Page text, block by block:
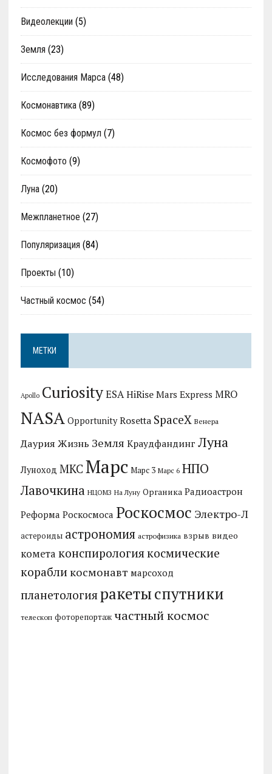
Видеолекции (5)
Земля (23)
Исследования Марса(48)
Космонавтика(89)
Космос без формул (7)
Космофото (9)
Луна(20)
Межпланетное (27)
Популяризация (84)
Проекты (10)
Частный космос (54)
МЕТКИ
Apollo Curiosity ESA HiRise Mars Express MRO
NASA Opportunity Rosetta SpaceX Венера
Даурия Жизнь Земля Краудфандинг Луна
Луноход МКС Марс Марс 3 Марс 6 НПО
Лавочкина НЦОМЗ На Луну Органика Радиоастрон
Реформа Роскосмоса Роскосмос Электро-Л
астероиды астрономия астрофизика взрыв видео
комета конспирологиякосмические
корабликосмонавт марсоход
планетологияракетыспутники
телескоп фоторепортаж частный космос